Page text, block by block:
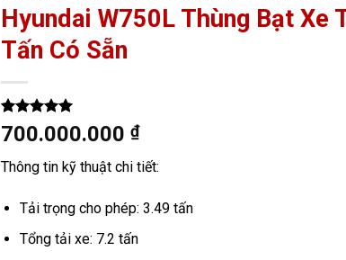
Hyundai W750L Thùng Bạt Xe
Tấn Có Sẵn
5.00trên 5
dựa trên
6
700.000.000 ₫
Thông tin kỹ thuật chi tiết:
Tải trọng cho phép: 3.49 tấn
Tổng tải xe: 7.2 tấn